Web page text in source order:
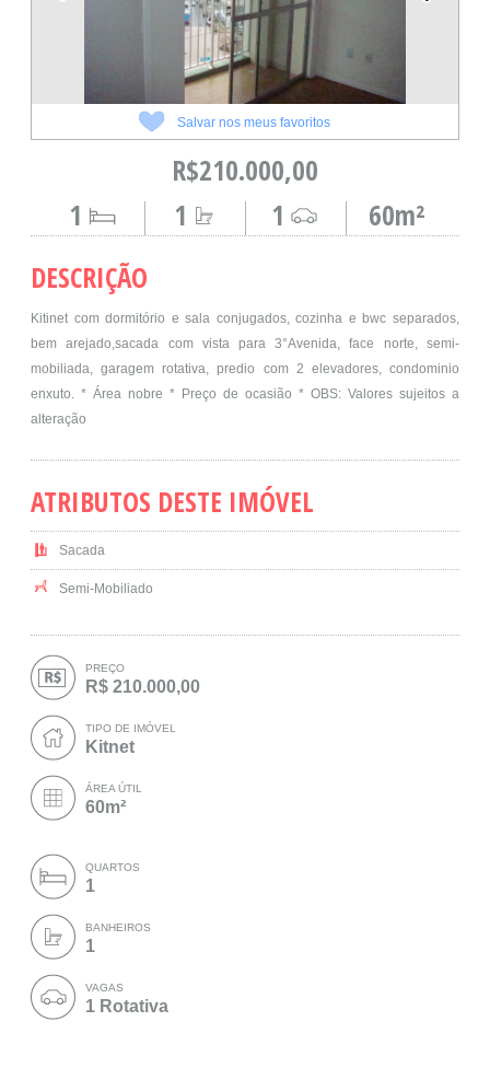
Salvar nos meus favoritos
R$210.000,00
60m²
1
1
1
DESCRIÇÃO
Kitinet com dormitório e sala conjugados, cozinha e bwc separados,
bem arejado,sacada com vista para 3°Avenida, face norte, semi-
mobiliada, garagem rotativa, predio com 2 elevadores, condominio
enxuto. * Área nobre * Preço de ocasião * OBS: Valores sujeitos a
alteração
ATRIBUTOS DESTE IMÓVEL
Sacada
Semi-Mobiliado
PREÇO
R$ 210.000,00
TIPO DE IMÓVEL
Kitnet
ÁREA ÚTIL
60m²
QUARTOS
1
BANHEIROS
1
VAGAS
1 Rotativa